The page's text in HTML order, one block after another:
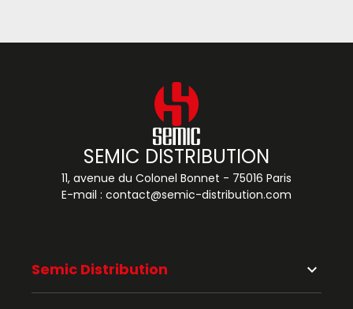
Semic Distribution keyboard_arrow_down
SEMIC DISTRIBUTION
11, avenue du Colonel Bonnet - 75016 Paris
E-mail : contact@semic-distribution.com